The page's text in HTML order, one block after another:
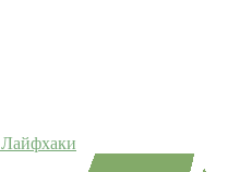
Лайфхаки